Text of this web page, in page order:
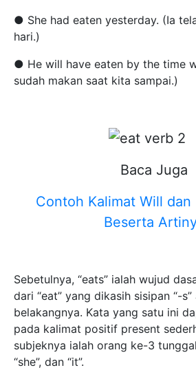
● She had eaten yesterday. (Ia
hari.)
● He will have eaten by the time
sudah makan saat kita sampai.)
Baca Juga
Contoh Kalimat Will dan
Beserta
Sebetulnya, “eats” ialah wujud
dari “eat” yang dikasih sisipan “-
belakangnya. Kata yang satu ini
pada kalimat positif present
subjeknya ialah orang ke-3
“she”, dan “it”.